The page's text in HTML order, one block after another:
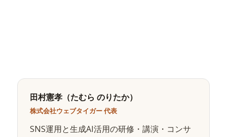
田村憲孝（たむら のりたか）
株式会社ウェブタイガー 代表
SNS運用と生成AI活用の研修・講演・コンサ